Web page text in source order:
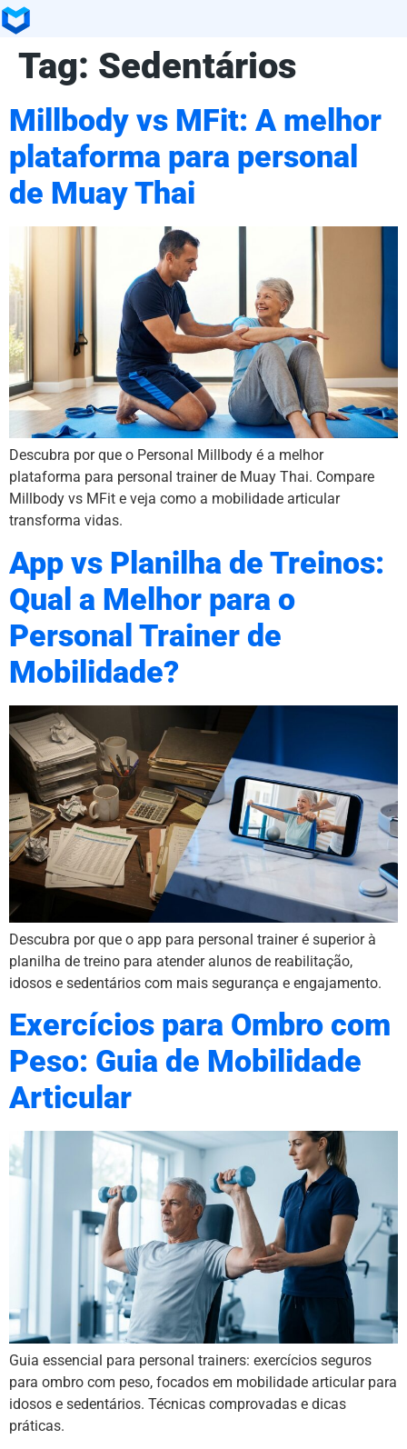
Tag: Sedentários
Millbody vs MFit: A melhor
plataforma para personal
de Muay Thai
Descubra por que o Personal Millbody é a melhor
plataforma para personal trainer de Muay Thai. Compare
Millbody vs MFit e veja como a mobilidade articular
transforma vidas.
App vs Planilha de Treinos:
Qual a Melhor para o
Personal Trainer de
Mobilidade?
Descubra por que o app para personal trainer é superior à
planilha de treino para atender alunos de reabilitação,
idosos e sedentários com mais segurança e engajamento.
Exercícios para Ombro com
Peso: Guia de Mobilidade
Articular
Guia essencial para personal trainers: exercícios seguros
para ombro com peso, focados em mobilidade articular para
idosos e sedentários. Técnicas comprovadas e dicas
práticas.